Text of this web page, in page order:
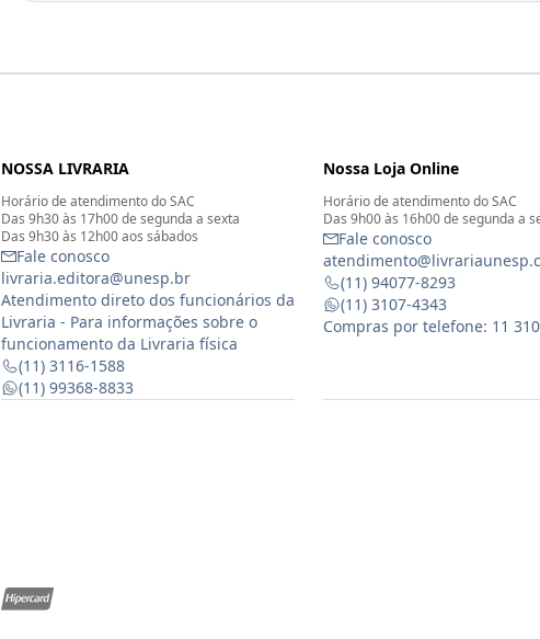
NOSSA LIVRARIA
Horário de atendimento do SAC
Das 9h30 às 17h00 de segunda a sexta
Das 9h30 às 12h00 aos sábados
Fale conosco
livraria.editora@unesp.br
Atendimento direto dos funcionários da
Livraria - Para informações sobre o
funcionamento da Livraria física
(11) 3116-1588
(11) 99368-8833
Nossa Loja Online
Horário de atendimento do SAC
Das 9h00 às 16h00 de segunda a
Fale conosco
(11) 94077-8293
(11) 3107-4343
Compras por telefone: 11